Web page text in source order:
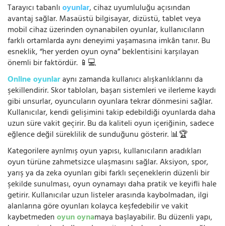
Tarayıcı tabanlıoyunlar, cihaz uyumluluğu açısından
avantaj sağlar. Masaüstü bilgisayar, dizüstü, tablet veya
mobil cihaz üzerinden oynanabilen oyunlar, kullanıcıların
farklı ortamlarda aynı deneyimi yaşamasına imkân tanır. Bu
esneklik, “her yerden oyun oyna” beklentisini karşılayan
önemli bir faktördür. 📱💻
Online oyunlaraynı zamanda kullanıcı alışkanlıklarını da
şekillendirir. Skor tabloları, başarı sistemleri ve ilerleme kaydı
gibi unsurlar, oyuncuların oyunlara tekrar dönmesini sağlar.
Kullanıcılar, kendi gelişimini takip edebildiği oyunlarda daha
uzun süre vakit geçirir. Bu da kaliteli oyun içeriğinin, sadece
eğlence değil süreklilik de sunduğunu gösterir. 📊🏆
Kategorilere ayrılmış oyun yapısı, kullanıcıların aradıkları
oyun türüne zahmetsizce ulaşmasını sağlar. Aksiyon, spor,
yarış ya da zeka oyunları gibi farklı seçeneklerin düzenli bir
şekilde sunulması, oyun oynamayı daha pratik ve keyifli hale
getirir. Kullanıcılar uzun listeler arasında kaybolmadan, ilgi
alanlarına göre oyunları kolayca keşfedebilir ve vakit
kaybetmedenoyun oynamaya başlayabilir. Bu düzenli yapı,